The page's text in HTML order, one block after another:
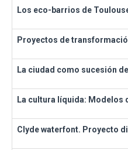
Los eco-barrios de
Proyectos de
La ciudad como sucesión
La cultura líquida: Modelos
Clyde waterfont. Proyecto